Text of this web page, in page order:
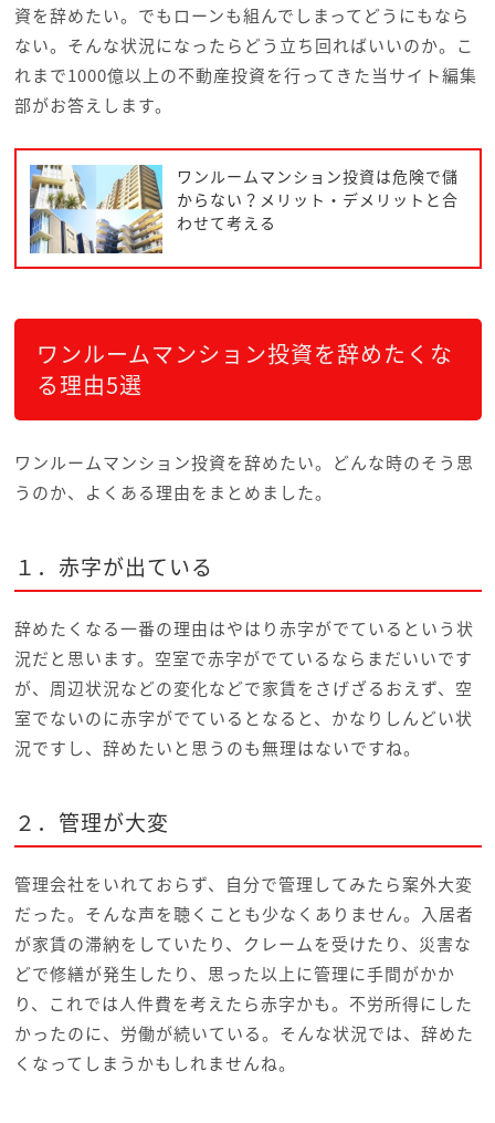
資を辞めたい。でもローンも組んでしまってどうにもなら
ない。そんな状況になったらどう立ち回ればいいのか。こ
れまで1000億以上の不動産投資を行ってきた当サイト編集
部がお答えします。
ワンルームマンション投資は危険で儲
からない？メリット・デメリットと合
わせて考える
ワンルームマンション投資を辞めたくな
る理由5選
ワンルームマンション投資を辞めたい。どんな時のそう思
うのか、よくある理由をまとめました。
１．赤字が出ている
辞めたくなる一番の理由はやはり赤字がでているという状
況だと思います。空室で赤字がでているならまだいいです
が、周辺状況などの変化などで家賃をさげざるおえず、空
室でないのに赤字がでているとなると、かなりしんどい状
況ですし、辞めたいと思うのも無理はないですね。
２．管理が大変
管理会社をいれておらず、自分で管理してみたら案外大変
だった。そんな声を聴くことも少なくありません。入居者
が家賃の滞納をしていたり、クレームを受けたり、災害な
どで修繕が発生したり、思った以上に管理に手間がかか
り、これでは人件費を考えたら赤字かも。不労所得にした
かったのに、労働が続いている。そんな状況では、辞めた
くなってしまうかもしれませんね。